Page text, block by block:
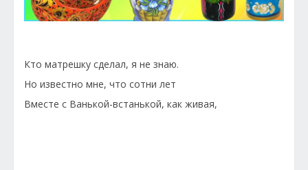
Кто матрешку сделал, я не знаю.
Но известно мне, что сотни лет
Вместе с Ванькой-встанькой, как живая,